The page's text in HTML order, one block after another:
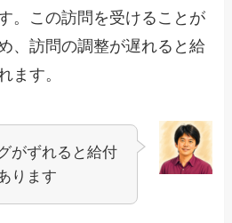
。この訪問を受けることが
、訪問の調整が遅れると給
ます。
がずれると給付
ります